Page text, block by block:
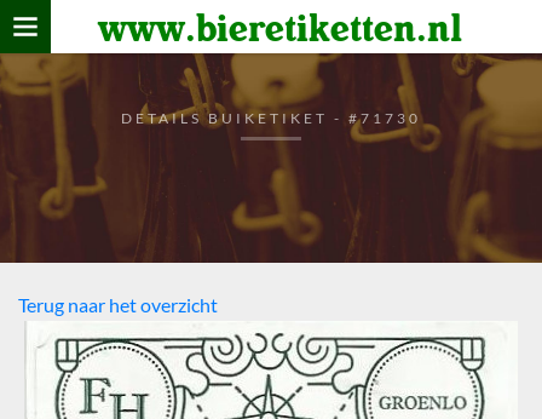
www.bieretiketten.nl
Home
verzamelen
De bierkaart
Bezoekers
DETAILS BUIKETIKET - #71730
Terug naar het overzicht